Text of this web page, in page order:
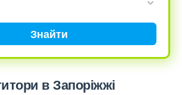
Знайти
в Запоріжжі